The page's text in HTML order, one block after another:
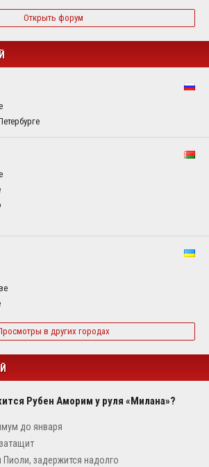
Открыть форум
в других городах
Рубен Аморим у руля «Милана»?
до января
задержится надолго